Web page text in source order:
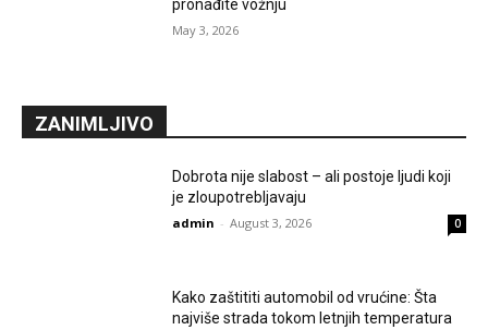
pronađite vožnju
May 3, 2026
ZANIMLJIVO
Dobrota nije slabost – ali postoje ljudi koji
je zloupotrebljavaju
admin - August 3, 2026 0
Kako zaštititi automobil od vrućine: Šta
najviše strada tokom letnjih temperatura